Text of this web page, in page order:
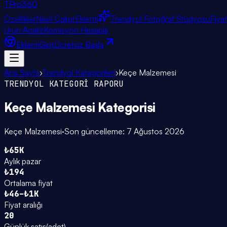
TPro360
ÖzelliklerNasıl ÇalışırEklenti Trendyol Fotoğraf Stüdyosu
Ürün AnalizKomisyon Hesapla
EklentiGirişÜcretsiz Başla
Ana Sayfa›Trendyol Kategorileri›Keçe Malzemesi
TRENDYOL KATEGORİ RAPORU
Keçe Malzemesi Kategorisi
Keçe Malzemesi·Son güncelleme: 7 Ağustos 2026
₺65K
Aylık pazar
₺194
Ortalama fiyat
₺46–₺1K
Fiyat aralığı
20